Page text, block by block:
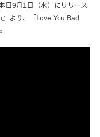
日9月1日（水）にリリース
より、「Love You Bad